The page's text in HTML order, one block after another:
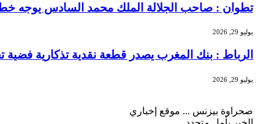
تطوان : صاحب الجلالة الملك محمد السادس يوجه
يوليو 29, 2026
الرباط : بنك المغرب يصدر قطعة نقدية تذكارية فضية تخليداً للذكرى الـ27 لتربع
يوليو 29, 2026
صحراوة بيزنس ... موقع إخباري